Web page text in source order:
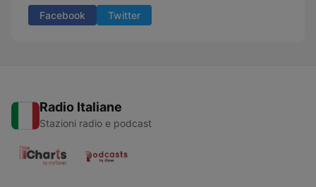
Facebook Twitter
Radio Italiane
Stazioni radio e podcast